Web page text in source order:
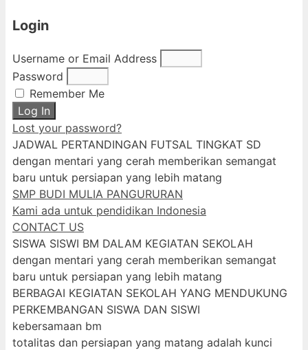
Login
Username or Email Address
Password
Remember Me
Log In
Lost your password?
JADWAL PERTANDINGAN FUTSAL TINGKAT SD
dengan mentari yang cerah memberikan semangat
baru untuk persiapan yang lebih matang
SMP BUDI MULIA PANGURURAN
Kami ada untuk pendidikan Indonesia
CONTACT US
SISWA SISWI BM DALAM KEGIATAN SEKOLAH
dengan mentari yang cerah memberikan semangat
baru untuk persiapan yang lebih matang
BERBAGAI KEGIATAN SEKOLAH YANG MENDUKUNG
PERKEMBANGAN SISWA DAN SISWI
kebersamaan bm
totalitas dan persiapan yang matang adalah kunci